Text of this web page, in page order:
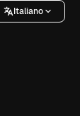
Italiano